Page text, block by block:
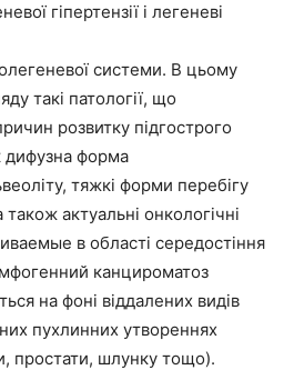
гіпертензії і легеневі
системи. В цьому
такі патології, що
розвитку підгострого
дифузна форма
тяжкі форми перебігу
актуальні онкологічні
в області середостіння
канцироматоз
на фоні віддалених видів
пухлинних утвореннях
простати, шлунку тощо).